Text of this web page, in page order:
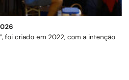
foi criado em 2022, com a intenção